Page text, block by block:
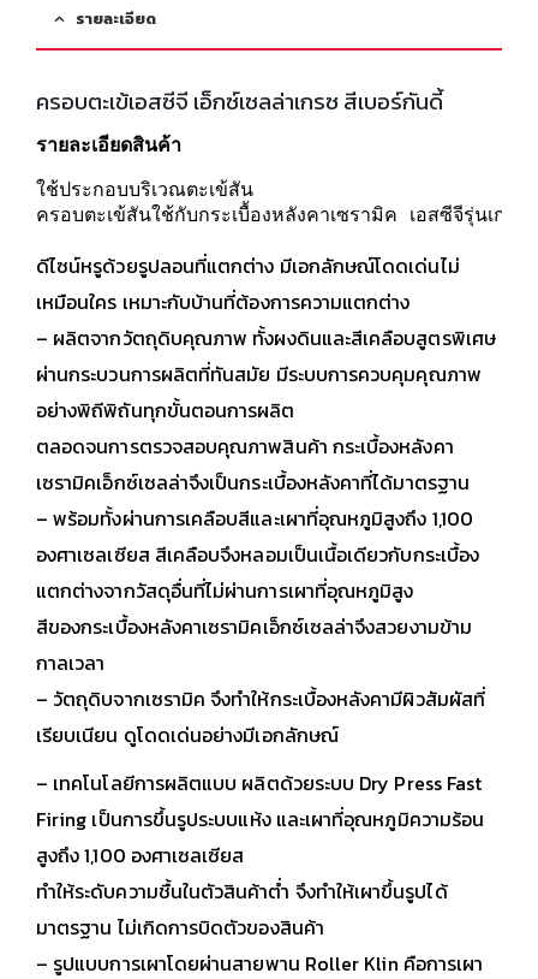
รายละเอียด
ครอบตะเข้เอสซีจี เอ็กซ์เซลล่าเกรซ สีเบอร์กันดี้
รายละเอียดสินค้า
ใช้ประกอบบริเวณตะเข้สัน
ครอบตะเข้สันใช้กับกระเบื้องหลังคาเซรามิค เอสซีจีรุ่นเกรซ
ดีไซน์หรูด้วยรูปลอนที่แตกต่าง มีเอกลักษณ์โดดเด่นไม่
เหมือนใคร เหมาะกับบ้านที่ต้องการความแตกต่าง
– ผลิตจากวัตถุดิบคุณภาพ ทั้งผงดินและสีเคลือบสูตรพิเศษ
ผ่านกระบวนการผลิตที่ทันสมัย มีระบบการควบคุมคุณภาพ
อย่างพิถีพิถันทุกขั้นตอนการผลิต
ตลอดจนการตรวจสอบคุณภาพสินค้า กระเบื้องหลังคา
เซรามิคเอ็กซ์เซลล่าจึงเป็นกระเบื้องหลังคาที่ได้มาตรฐาน
– พร้อมทั้งผ่านการเคลือบสีและเผาที่อุณหภูมิสูงถึง 1,100
องศาเซลเซียส สีเคลือบจึงหลอมเป็นเนื้อเดียวกับกระเบื้อง
แตกต่างจากวัสดุอื่นที่ไม่ผ่านการเผาที่อุณหภูมิสูง
สีของกระเบื้องหลังคาเซรามิคเอ็กซ์เซลล่าจึงสวยงามข้าม
กาลเวลา
– วัตถุดิบจากเซรามิค จึงทำให้กระเบื้องหลังคามีผิวสัมผัสที่
เรียบเนียน ดูโดดเด่นอย่างมีเอกลักษณ์
– เทคโนโลยีการผลิตแบบ ผลิตด้วยระบบ Dry Press Fast
Firing เป็นการขึ้นรูประบบแห้ง และเผาที่อุณหภูมิความร้อน
สูงถึง 1,100 องศาเซลเซียส
ทำให้ระดับความชื้นในตัวสินค้าต่ำ จึงทำให้เผาขึ้นรูปได้
มาตรฐาน ไม่เกิดการบิดตัวของสินค้า
– รูปแบบการเผาโดยผ่านสายพาน Roller Klin คือการเผา